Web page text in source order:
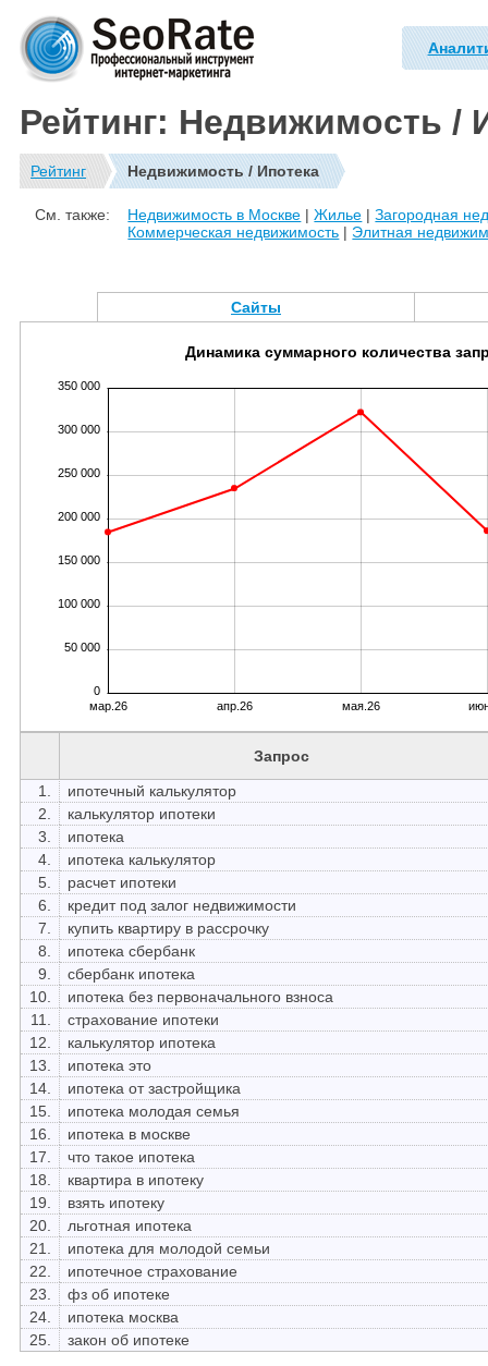
Рейтинг: Недвижимость /
Рейтинг Недвижимость / Ипотека
См. также: Недвижимость в Москве |Жилье |Загородная
Коммерческая недвижимость | Элитная
Сайты
0
50 000
100 000
150 000
200 000
250 000
300 000
350 000
мар.26 апр.26 мая.26
Динамика суммарного количества
Запрос
1.
ипотечный калькулятор
2.
калькулятор ипотеки
3.
ипотека
4.
ипотека калькулятор
5.
расчет ипотеки
6.
кредит под залог недвижимости
7.
купить квартиру в рассрочку
8.
ипотека сбербанк
9.
сбербанк ипотека
10.
ипотека без первоначального взноса
11.
страхование ипотеки
12.
калькулятор ипотека
13.
ипотека это
14.
ипотека от застройщика
15.
ипотека молодая семья
16.
ипотека в москве
17.
что такое ипотека
18.
квартира в ипотеку
19.
взять ипотеку
20.
льготная ипотека
21.
ипотека для молодой семьи
22.
ипотечное страхование
23.
фз об ипотеке
24.
ипотека москва
25.
закон об ипотеке